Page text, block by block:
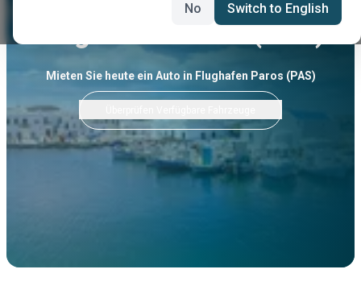
Flughafen Paros (PAS)
Mieten Sie heute ein Auto in Flughafen Paros (PAS)
No Switch to English